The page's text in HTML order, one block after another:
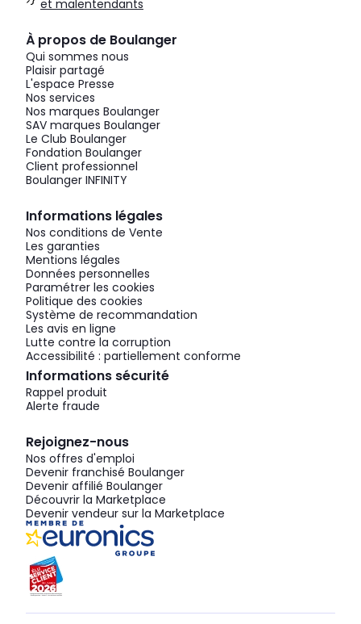
et malentendants
À propos de Boulanger
Qui sommes nous
Plaisir partagé
L'espace Presse
Nos services
Nos marques Boulanger
SAV marques Boulanger
Le Club Boulanger
Fondation Boulanger
Client professionnel
Boulanger INFINITY
Informations légales
Nos conditions de Vente
Les garanties
Mentions légales
Données personnelles
Paramétrer les cookies
Politique des cookies
Système de recommandation
Les avis en ligne
Lutte contre la corruption
Accessibilité : partiellement conforme
Informations sécurité
Rappel produit
Alerte fraude
Rejoignez-nous
Nos offres d'emploi
Devenir franchisé Boulanger
Devenir affilié Boulanger
Découvrir la Marketplace
Devenir vendeur sur la Marketplace